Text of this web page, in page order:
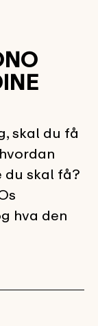
skal du få
du skal få?
hva den